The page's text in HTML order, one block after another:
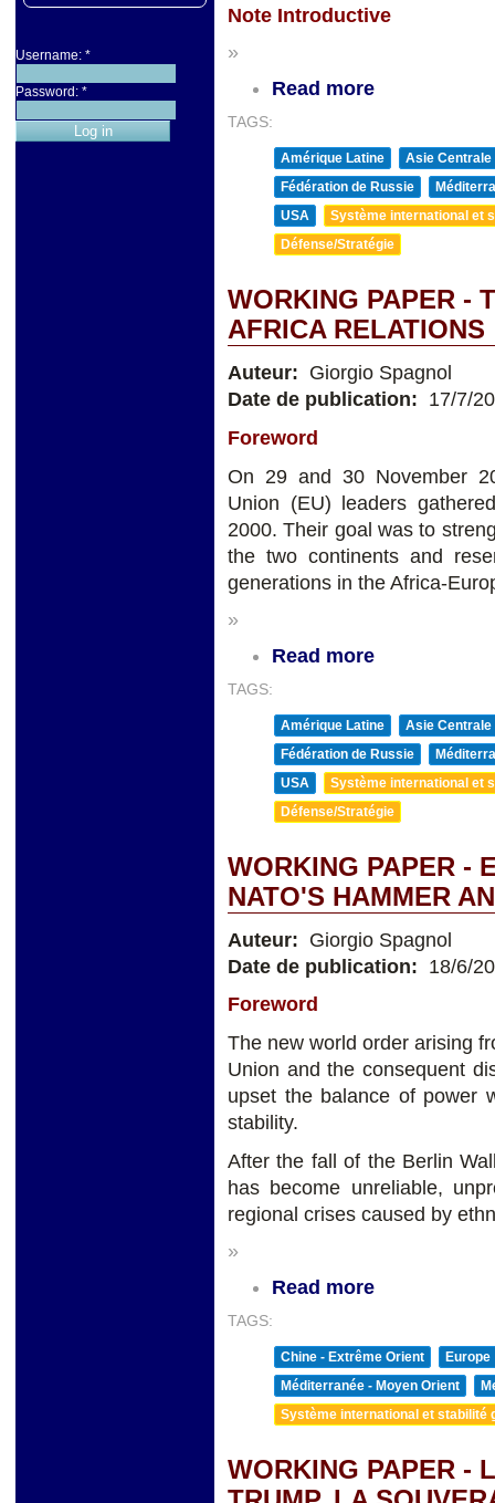
Username: *
Password: *
Note Introductive
»
Read more
TAGS:
Amérique Latine
Asie Centrale
Fédération de Russie
USA
Système international et
Défense/Stratégie
WORKING PAPER -
AFRICA RELATIONS
Auteur: Giorgio Spagnol
Date de publication: 17/7/
Foreword
On 29 and 30 November
Union (EU) leaders
2000. Their goal was to
the two continents and
generations in the Africa-
»
Read more
TAGS:
Amérique Latine
Asie Centrale
Fédération de Russie
USA
Système international et
Défense/Stratégie
WORKING PAPER -
NATO'S HAMMER
Auteur: Giorgio Spagnol
Date de publication: 18/6/
Foreword
The new world order arising
Union and the consequent
upset the balance of power
stability.
After the fall of the Berlin
has become unreliable,
regional crises caused by
»
Read more
TAGS:
Chine - Extrême Orient
Europe
Méditerranée - Moyen Orient
Système international et stabilité
WORKING PAPER -